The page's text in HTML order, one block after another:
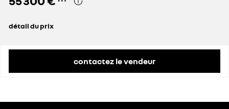
détail du prix
contactez le vendeur